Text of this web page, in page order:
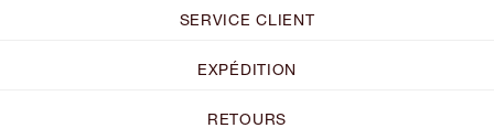
SERVICE CLIENT
EXPÉDITION
RETOURS